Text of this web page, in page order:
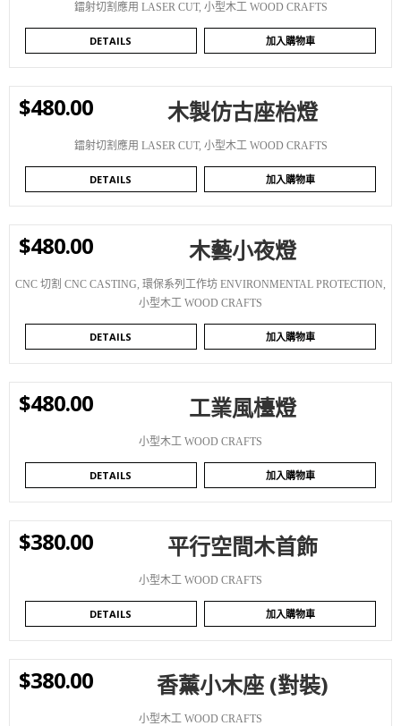
鐳射切割應用 LASER CUT, 小型木工 WOOD CRAFTS
DETAILS 加入購物車
$480.00 木製仿古座枱燈
鐳射切割應用 LASER CUT, 小型木工 WOOD CRAFTS
DETAILS 加入購物車
$480.00 木藝小夜燈
CNC 切割 CNC CASTING, 環保系列工作坊 ENVIRONMENTAL PROTECTION,
小型木工 WOOD CRAFTS
DETAILS 加入購物車
$480.00 工業風檯燈
小型木工 WOOD CRAFTS
DETAILS 加入購物車
$380.00 平行空間木首飾
小型木工 WOOD CRAFTS
DETAILS 加入購物車
WISHLIST
$380.00 香薰小木座 (對裝)
小型木工 WOOD CRAFTS